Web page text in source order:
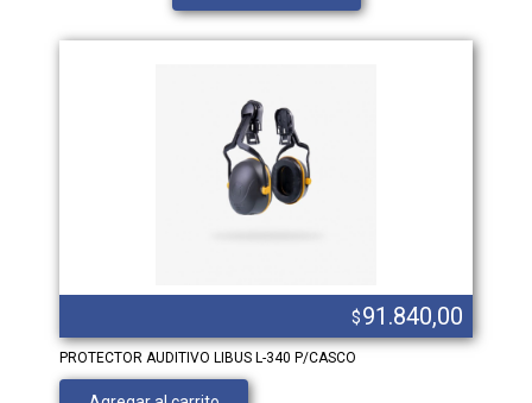
$91.840,00
PROTECTOR AUDITIVO LIBUS L-340 P/CASCO